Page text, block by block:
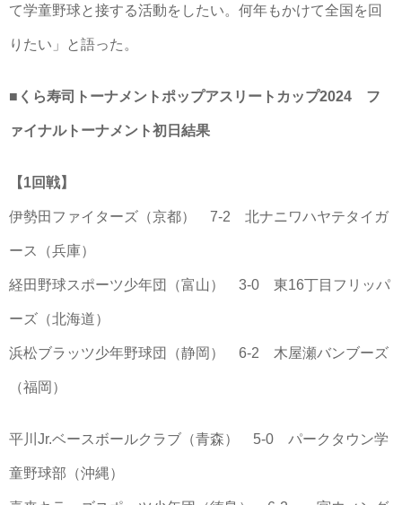
て学童野球と接する活動をしたい。何年もかけて全国を回
りたい」と語った。
■くら寿司トーナメントポップアスリートカップ2024 フ
ァイナルトーナメント初日結果
【1回戦】
伊勢田ファイターズ（京都） 7-2 北ナニワハヤテタイガ
ース（兵庫）
経田野球スポーツ少年団（富山） 3-0 東16丁目フリッパ
ーズ（北海道）
浜松ブラッツ少年野球団（静岡） 6-2 木屋瀬バンブーズ
（福岡）
平川Jr.ベースボールクラブ（青森） 5-0 パークタウン学
童野球部（沖縄）